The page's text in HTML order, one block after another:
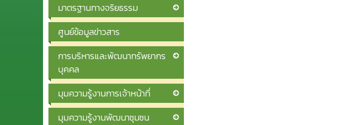
มาตรฐานทางจริยธรรม
ศูนย์ข้อมูลข่าวสาร
การบริหารและพัฒนาทรัพยากร
บุคคล
มุมความรู้งานการเจ้าหน้าที่
มุมความรู้งานพัฒนาชุมชน